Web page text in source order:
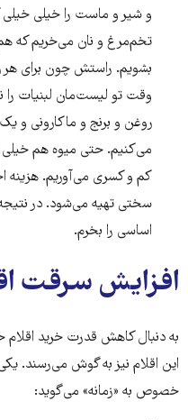
و شیر و ماست را خیلی خیلی
تخم‌مرغ و نان می‌خریم که
بشویم. راستش چون برای هر
وقت تو لیست‌مان لبنیات
روغن و برنج و ماکارونی و
می‌کنیم. حتی میوه هم
کم و کسری می‌آوریم.
سختی تهیه می‌شود. در
اساسی را بخرم.
افزایش سرقت
به دنبال کاهش قدرت خرید
این اقلام نیز به گوش می‌رسند.
خصوص به «زمانه» می‌گوید: